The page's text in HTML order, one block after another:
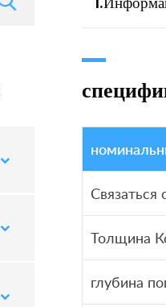
Связаться
Толщина
глубина